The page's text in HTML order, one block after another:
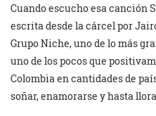
Cuando escucho esa canción
escrita desde la cárcel por
Grupo Niche, uno de lo más
uno de los pocos que
Colombia en cantidades de
soñar, enamorarse y hasta